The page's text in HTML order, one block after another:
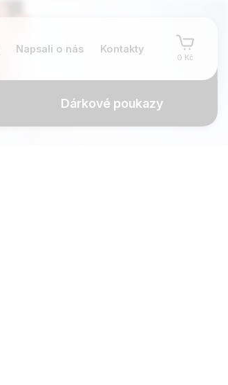
Napsali o nás Kontakty
0 Kč
Dárkové poukazy